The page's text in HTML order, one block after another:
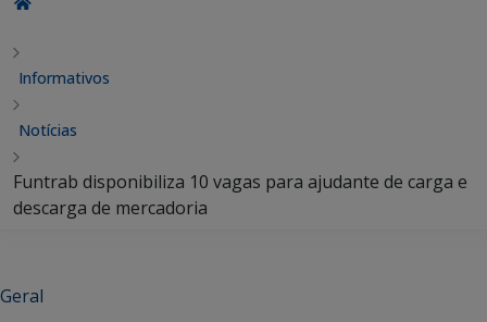
Informativos
Notícias
Funtrab disponibiliza 10 vagas para ajudante de carga e
descarga de mercadoria
Geral